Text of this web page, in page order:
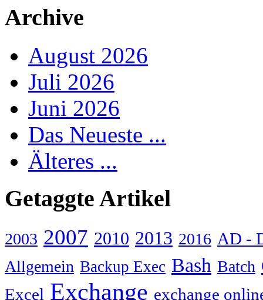
Archive
August 2026
Juli 2026
Juni 2026
Das Neueste ...
Älteres ...
Getaggte Artikel
2003 2007 2010 2013 2016 AD -
Allgemein Backup Exec Bash Batch
Excel Exchange exchange